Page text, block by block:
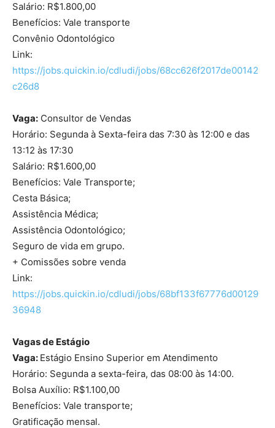
Salário: R$1.800,00
Benefícios: Vale transporte
Convênio Odontológico
Link:
https://jobs.quickin.io/cdludi/jobs/68cc626f2017de00142
c26d8
Vaga: Consultor de Vendas
Horário: Segunda à Sexta-feira das 7:30 às 12:00 e das
13:12 às 17:30
Salário: R$1.600,00
Benefícios: Vale Transporte;
Cesta Básica;
Assistência Médica;
Assistência Odontológico;
Seguro de vida em grupo.
+ Comissões sobre venda
Link:
https://jobs.quickin.io/cdludi/jobs/68bf133f67776d00129
36948
Vagas de Estágio
Vaga: Estágio Ensino Superior em Atendimento
Horário: Segunda a sexta-feira, das 08:00 às 14:00.
Bolsa Auxílio: R$1.100,00
Benefícios: Vale transporte;
Gratificação mensal.